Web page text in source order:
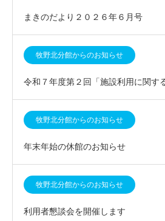
まきのだより２０２６年６月号
牧野北分館からのお知らせ
令和７年度第２回「施設利用に関す
果について
牧野北分館からのお知らせ
年末年始の休館のお知らせ
牧野北分館からのお知らせ
利用者懇談会を開催します